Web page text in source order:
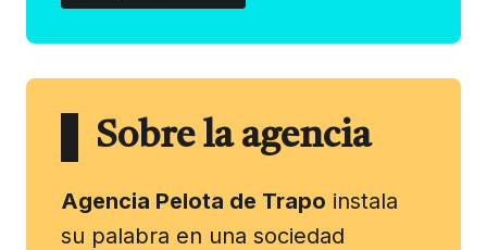
Sobre la agencia
Agencia Pelota de Trapo instala
su palabra en una sociedad